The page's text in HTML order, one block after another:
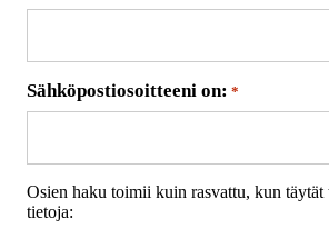
Sähköpostiosoitteeni on: *
Osien haku toimii kuin rasvattu, kun täytät
tietoja: